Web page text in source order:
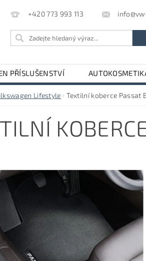
+420 773 993 113
PŘÍSLUŠENSTVÍ
AUDI PŘÍSLUŠENSTVÍ
Lifestyle Textilní koberce Passat